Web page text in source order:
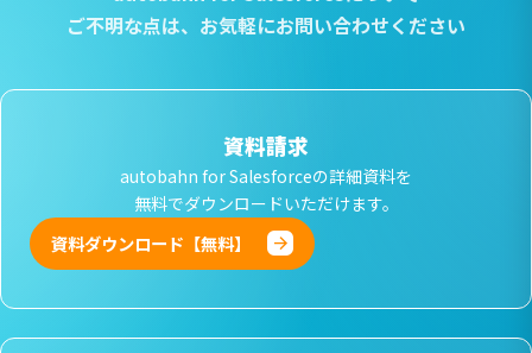
ご不明な点は、 お気軽にお問い合わせください
資料請求
autobahn for Salesforceの詳細資料を
無料でダウンロードいただけます。
資料ダウンロード【無料】